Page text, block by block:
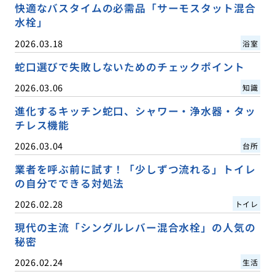
快適なバスタイムの必需品「サーモスタット混合
水栓」
2026.03.18 浴室
蛇口選びで失敗しないためのチェックポイント
2026.03.06 知識
進化するキッチン蛇口、シャワー・浄水器・タッ
チレス機能
2026.03.04 台所
業者を呼ぶ前に試す！「少しずつ流れる」トイレ
の自分でできる対処法
2026.02.28 トイレ
現代の主流「シングルレバー混合水栓」の人気の
秘密
2026.02.24 生活